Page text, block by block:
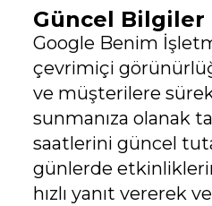
Güncel Bilgiler
Google Benim
çevrimiçi
ve müşterilere
sunmanıza olanak
saatlerini güncel
günlerde
hızlı yanıt vererek